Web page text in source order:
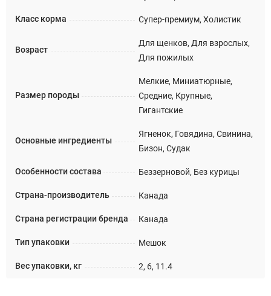
Класс корма Супер-премиум, Холистик
Возраст
Для щенков, Для взрослых,
Для пожилых
Размер породы
Мелкие, Миниатюрные,
Средние, Крупные,
Гигантские
Основные ингредиенты
Ягненок, Говядина, Свинина,
Бизон, Судак
Особенности состава Беззерновой, Без курицы
Страна-производитель Канада
Страна регистрации бренда Канада
Тип упаковки Мешок
Вес упаковки, кг 2, 6, 11.4